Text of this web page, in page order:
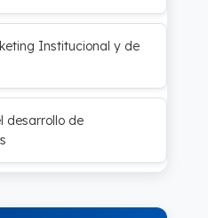
Institucional y de
desarrollo de